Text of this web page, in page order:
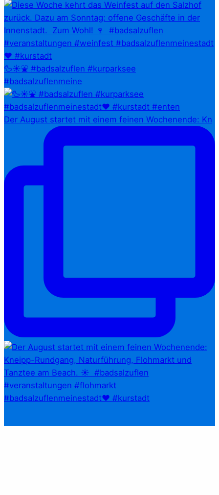
🦆☀️⛲ #badsalzuflen #kurparksee
#badsalzuflenmeine
Der August startet mit einem feinen Wochenende: Kn